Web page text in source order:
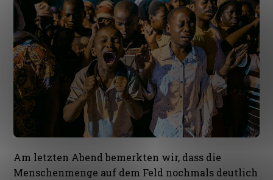
Am letzten Abend bemerkten wir, dass die
Menschenmenge auf dem Feld nochmals deutlich